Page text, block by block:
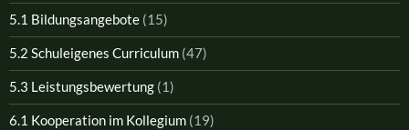
5.1 Bildungsangebote (15)
5.2 Schuleigenes Curriculum (47)
5.3 Leistungsbewertung (1)
6.1 Kooperation im Kollegium (19)